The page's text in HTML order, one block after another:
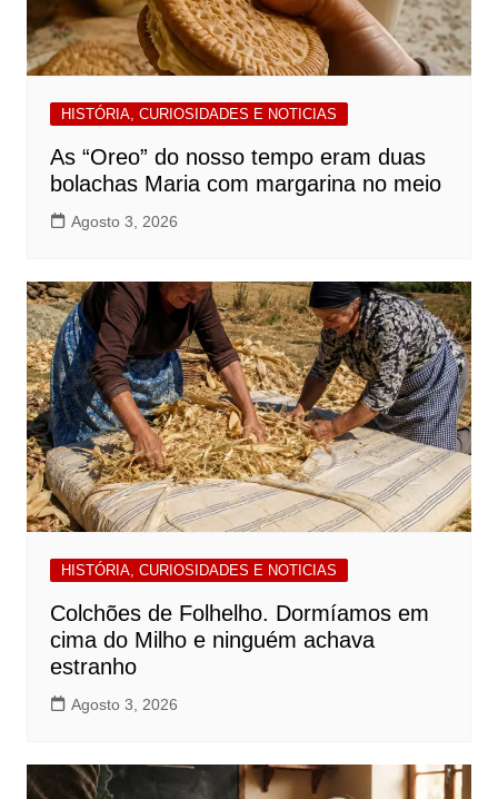
HISTÓRIA, CURIOSIDADES E NOTICIAS
As “Oreo” do nosso tempo eram duas
bolachas Maria com margarina no meio
Agosto 3, 2026
HISTÓRIA, CURIOSIDADES E NOTICIAS
Colchões de Folhelho. Dormíamos em
cima do Milho e ninguém achava
estranho
Agosto 3, 2026